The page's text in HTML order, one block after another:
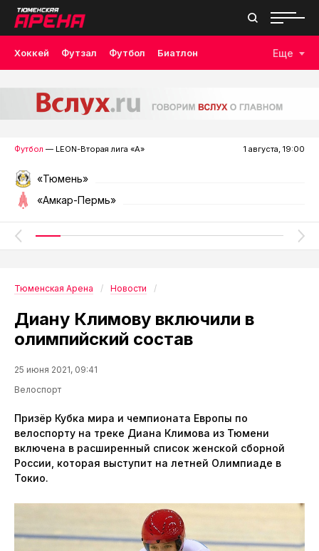
Хоккей Футзал Футбол Биатлон Еще
Футбол — LEON-Вторая лига «А» 1 августа, 19:00
«Тюмень»
«Амкар-Пермь»
Тюменская Арена Новости
Диану Климову включили в
олимпийский состав
25 июня 2021, 09:41
Велоспорт
Призёр Кубка мира и чемпионата Европы по
велоспорту на треке Диана Климова из Тюмени
включена в расширенный список женской сборной
России, которая выступит на летней Олимпиаде в
Токио.